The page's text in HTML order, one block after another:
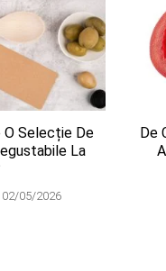
O Selecție De
La
02/05/2026
​De